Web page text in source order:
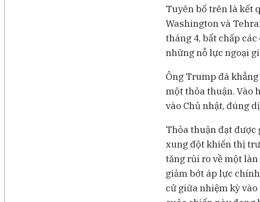
Tuyên bố trên là kết
Washington và
tháng 4, bất chấp
những nỗ lực ngoại
Ông Trump đã
một thỏa thuận. Vào
vào Chủ nhật, đúng
Thỏa thuận đạt được
xung đột khiến thị
tăng rủi ro về một
giảm bớt áp lực
cử giữa nhiệm kỳ